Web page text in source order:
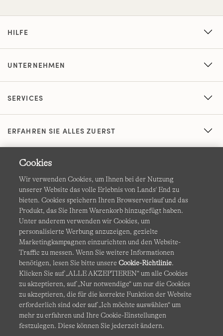
HILFE
UNTERNEHMEN
SERVICES
ERFAHREN SIE ALLES ZUERST
AGB Datenschutz & Sicherheit
Cookies Ich möchte auswählen Barrierefreiheit
Site Map Internationale Websites
Diese Website ist durch reCAPTCHA geschützt. Es gelten die
Datenschutzerklärung undNutzungsbedingungenvon
Google.
Cookies
Wir verwenden Cookies, um Ihnen bei der Nutzung
unserer Website das volle Erlebnis von Lands' End zu
bieten. Cookies speichern Ihren Browserverlauf und das
Produkt, das Sie Ihrem Warenkorb hinzugefügt haben.
Unter anderem verwenden wir Cookies, um
personalisierte Werbung anzuzeigen, gezielte
Marketingkampagnen einzurichten und den Website-
Traffic zu messen. Wenn Sie weitere Informationen
benötigen, lesen Sie bitte unsereCookie-Richtlinie.
Klicken Sie auf „ALLE AKZEPTIEREN“ um alle Cookies
zu akzeptieren, auf „Nur notwendige“ um nur die Cookies
zu akzeptieren, die für die korrekte Funktion der Website
erforderlich sind oder auf „Ich möchte auswählen“ um
mehr zu erfahren und Ihre Cookie-Einstellungen
festzulegen. Diese können Sie jederzeit ändern.